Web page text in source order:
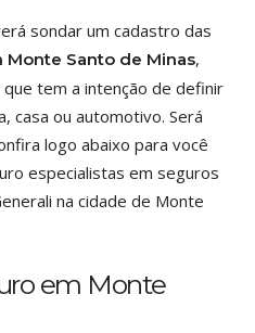
sondar um cadastro das
Santo de Minas,
tem a intenção de definir
casa ou automotivo. Será
logo abaixo para você
especialistas em seguros
na cidade de Monte
em Monte